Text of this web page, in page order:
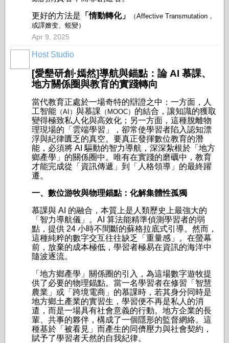
更好的方法是 「情動轉化」
（Affective Transmutation，
或譯嬗变、蜕變）
Apr 9, 2025
Host Studio
[愛墾研創·嫣然]導航與錨點：論 AI 慕課、
地方關係圈與教育的實踐轉向
當代教育正處於一場奇特的辯證之中：一方面，人
工智能 （AI） 與慕課 （MOOC） 的結合，讓知識的獲取
變得極致私人化與高效化；另一方面，這種脫離物
理現場的「雲端學習」，卻常使學習者陷入認知漂
浮與紀律匱乏的真空。要真正發揮數位教育的潛
能，必須將 AI 驅動的智力導航，深深紮根於「地方
鄉產學」的關係圈中。唯有在實踐的磨礪中，教育
才能完成從「資訊傳遞」到「人格領導」的最終躍
遷。
一、數位游牧與物理錨點：化解集體性孤獨
慕課與 AI 的融合，本質上是人類歷史上最強大的
「智力導航儀」。AI 算法能精準偵測學習者的弱
點，提供 24 小時不間斷的蘇格拉底式引導。然而，
這種純粹的數字交互往往缺乏「重量感」。在螢幕
前，放棄的成本極低，學習者極易在資訊的海洋中
隨波逐流。
「地方鄉產學」關係圈的引入，為這場數字遊牧提
供了必要的物理錨點。當一名學習者在修習「智慧
農業」或「跨境電商」的慕課時，若其身分同時是
地方鄉土產業的實習生，學習便不再是私人的消
遣，而是一場具有社會意義的行動。地方企業的長
輩、共事的夥伴，構成了一個隱形的監督網絡。這
種基於「被看見」而產生的同儕壓力與社會契約，
賦予了學習者天然的自我紀律。